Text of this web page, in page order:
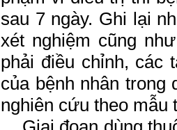
sau 7 ngày. Ghi lại
xét nghiệm cũng
phải điều chỉnh, các
của bệnh nhân trong
nghiên cứu theo mẫu